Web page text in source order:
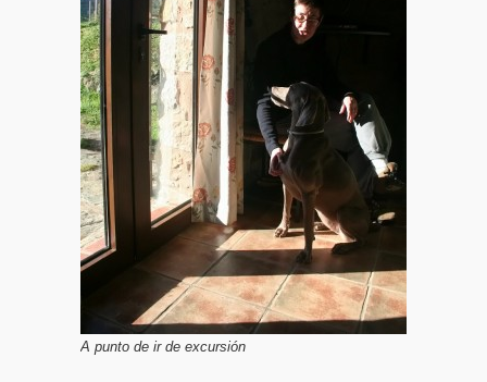
A punto de ir de excursión